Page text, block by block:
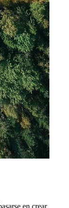
en crear